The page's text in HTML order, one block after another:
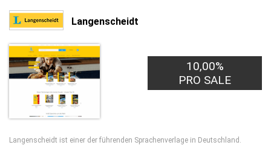
Langenscheidt
10,00%
PRO SALE
Langenscheidt ist einer der führenden Sprachenverlage in Deutschland.